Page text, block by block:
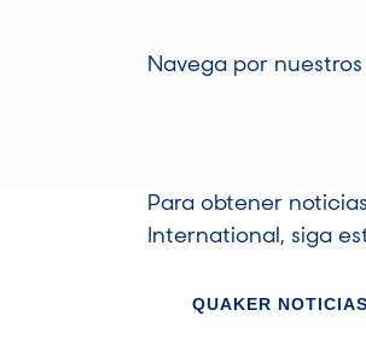
Navega por
Para obtener
International, siga
QUAKER NOTICIAS